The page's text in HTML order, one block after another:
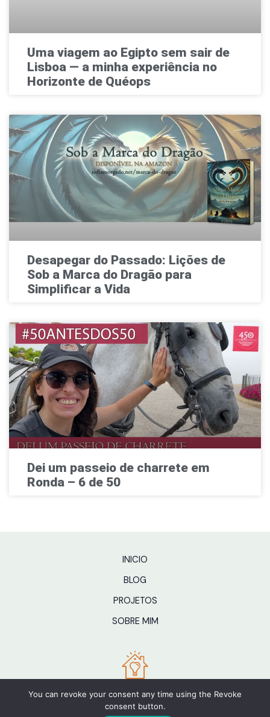
Uma viagem ao Egipto sem sair de
Lisboa — a minha experiência no
Horizonte de Quéops
Desapegar do Passado: Lições de
Sob a Marca do Dragão para
Simplificar a Vida
Dei um passeio de charrete em
Ronda – 6 de 50
INICIO
BLOG
PROJETOS
SOBRE MIM
2026 © Sofia Morgado ·Privacidade
You can revoke your consent any time using the Revoke
consent button.